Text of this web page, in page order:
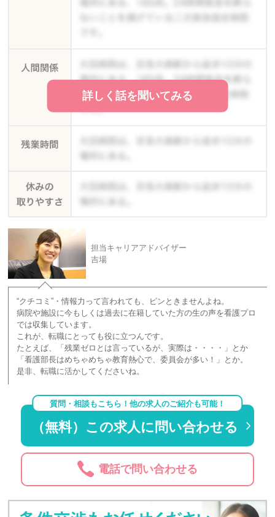
詳しく話を聞いてみる
担当キャリアアドバイザー
吉場
“クチコミ”・情報力って言われても、ピンときませんよね。
病院や施設に今もしくは過去に在籍していた方の生の声を看護プロ
では収集しています。
これが、転職にとっても役に立つんです。
たとえば、「残業ゼロとは言っているが、実際は・・・・」とか
「看護部長はめちゃめちゃ教育熱心で、委員会が多い！」とか。
是非、転職に活かしてくださいね。
質問・相談もこちら！他の求人のご紹介も可能！
（無料）この求人に問い合わせる
電話で問い合わせる